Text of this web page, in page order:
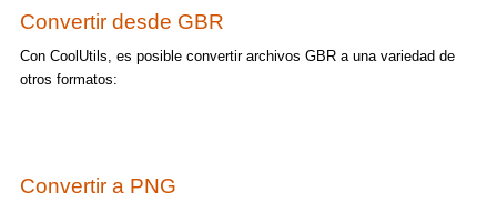
Convertir desde GBR
Con CoolUtils, es posible convertir archivos GBR a una variedad de
otros formatos:
Convertir a PNG